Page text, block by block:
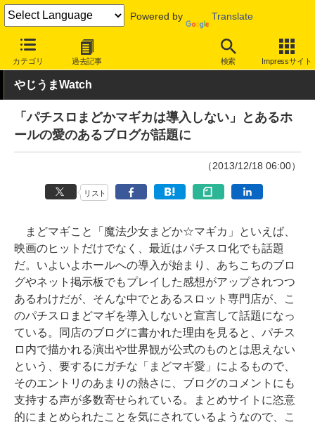
Powered by Translate
カテゴリ 過去記事 検索 Impressサイト
INTERNET Watch トピック
やじうまWatch
「パチスロまどかマギカは導入しない」とあるホ
ールの愛のあるブログが話題に
（2013/12/18 06:00）
リスト
まどマギこと「魔法少女まどか☆マギカ」といえば、
映画のヒットだけでなく、最近はパチスロ化でも話題
だ。いよいよホールへの導入が始まり、あちこちのブロ
グやネット掲示板でもプレイした感想がアップされつつ
あるわけだが、そんな中でとあるスロット専門店が、こ
のパチスロまどマギを導入しないと宣言して話題になっ
ている。同店のブログに書かれた理由を見ると、パチス
ロ内で描かれる演出や世界観が公式のものとは思えない
という、要するにガチな「まどマギ愛」によるもので、
そのエントリのあまりの熱さに、ブログのコメントにも
支持する声が多数寄せられている。まとめサイトに恣意
的にまとめられたことを気にされているようなので、こ